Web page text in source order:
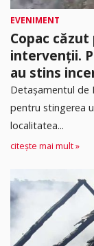
EVENIMENT
Copac
intervenții.
au stins
Detașamentul de
pentru stingerea
localitatea...
citește mai mult »